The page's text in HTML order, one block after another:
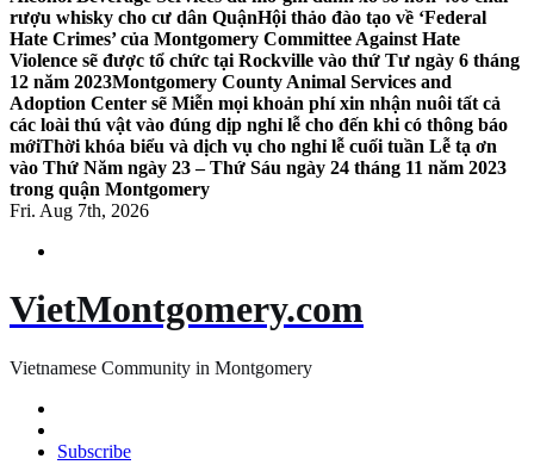
rượu whisky cho cư dân QuậnHội thảo đào tạo về ‘Federal
Hate Crimes’ của Montgomery Committee Against Hate
Violence sẽ được tổ chức tại Rockville vào thứ Tư ngày 6 tháng
12 năm 2023Montgomery County Animal Services and
Adoption Center sẽ Miễn mọi khoản phí xin nhận nuôi tất cả
các loài thú vật vào đúng dịp nghỉ lễ cho đến khi có thông báo
mớiThời khóa biểu và dịch vụ cho nghỉ lễ cuối tuần Lễ tạ ơn
vào Thứ Năm ngày 23 – Thứ Sáu ngày 24 tháng 11 năm 2023
trong quận Montgomery
Fri. Aug 7th, 2026
VietMontgomery.com
Vietnamese Community in Montgomery
Subscribe